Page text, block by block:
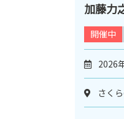
加藤力
開催中
2026
さく